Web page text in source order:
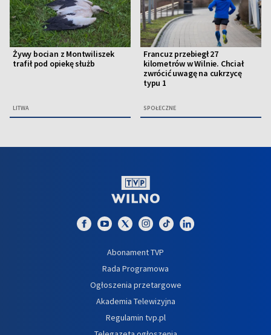
Żywy bocian z Montwiliszek
trafił pod opiekę służb
LITWA
Francuz przebiegł 27
kilometrów w Wilnie. Chciał
zwrócić uwagę na cukrzycę
typu 1
SPOŁECZNE
Abonament TVP
Rada Programowa
Ogłoszenia przetargowe
Akademia Telewizyjna
Regulamin tvp.pl